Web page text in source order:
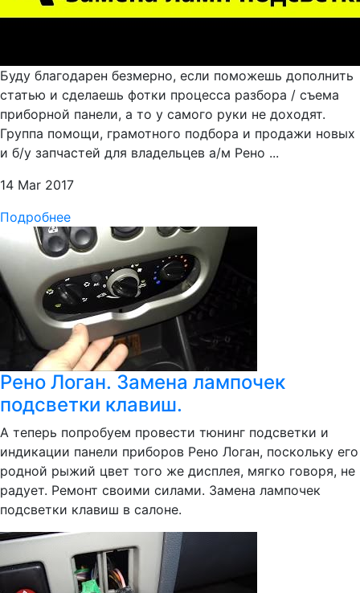
Буду благодарен безмерно, если поможешь дополнить
статью и сделаешь фотки процесса разбора / съема
приборной панели, а то у самого руки не доходят.
Группа помощи, грамотного подбора и продажи новых
и б/у запчастей для владельцев а/м Рено ...
14 Mar 2017
Подробнее
Рено Логан. Замена лампочек
подсветки клавиш.
А теперь попробуем провести тюнинг подсветки и
индикации панели приборов Рено Логан, поскольку его
родной рыжий цвет того же дисплея, мягко говоря, не
радует. Ремонт своими силами. Замена лампочек
подсветки клавиш в салоне.